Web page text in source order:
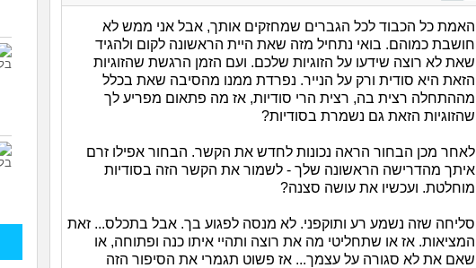
האמת כל הכבוד לכל הגברים שמחזקים אותך, אבל אני ממש לא
חושבת כמוהם. בואי נתחיל מזה שאת היית הראשונה לקום ולהגיד
שאת לא רוצה שידעו על הזוגיות שלכם. ועם הזמן הרגשת שהזוגיות
הזאת היא סודית ורק על הנייר. נפרדת ממנו מהסיבה שאת בכלל
מההתחלה רצית בה, רצית הרי סודיות, אז מה פתאום מפריע לך
שהזוגיות הזאת גם נשמרת בסודיות?
לאחר מכן הבחור הראה נכונות לחדש את הקשר. הבחור אפילו זרם
איתך מהדרישה הראשונה שלך - לשמור את הקשר הזה בסודיות
מוחלטת. ועכשיו את עושה סצנה?
סליחה שזה נשמע רע ותוקפני. לא מנסה לפגוע בך. אבל בתכלס... זאת
המציאות. אז או שתחליטי מה את רוצה ותהיי איתו כנה ופתוחה, או
שאם את לא סגורה על עצמך... אז פשוט תגמרי את הסיפור הזה